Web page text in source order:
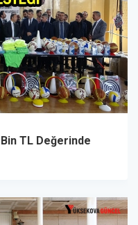
TL Değerinde